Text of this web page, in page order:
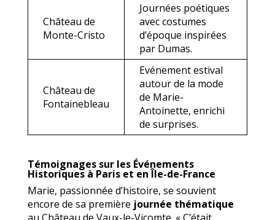
Château de
Monte-Cristo
Journées poétiques
avec costumes
d’époque inspirées
par Dumas.
Château de
Fontainebleau
Evénement estival
autour de la mode
de Marie-
Antoinette, enrichi
de surprises.
Témoignages sur les Événements
Historiques à Paris et en Île-de-France
Marie, passionnée d’histoire, se souvient
encore de sa première journée thématique